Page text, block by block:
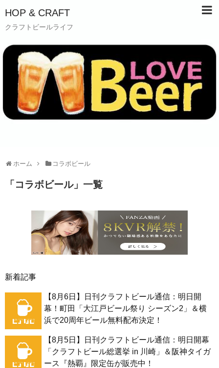
HOP & CRAFT
クラフトビールライフ
ホーム コラボビール
「 コラボビール」 一覧
新着記事
【8月6日】日刊クラフトビール通信：明日開
幕！町田「大江戸ビール祭り シーズン2」＆横
浜で20周年ビール無料配布決定！
【8月5日】日刊クラフトビール通信：明日開幕
「クラフトビール総選挙 in 川崎」＆阪神タイガ
ース『熱覇』限定缶が販売中！